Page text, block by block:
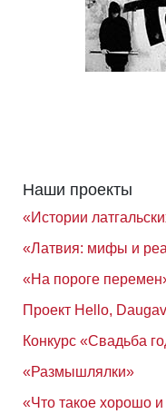
Наши проекты
«Истории
«Латвия: мифы и
«На пороге
Проект Hello,
Конкурс «Свадьба
«Размышлялки»
«Что такое хорошо и